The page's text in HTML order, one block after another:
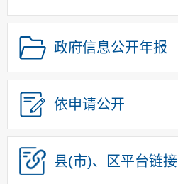
多样性解读
政策图解
财政预决算
政府工作报告
政府集中采购
政府信息公开目录
规划信息
政府信息公开年报
依申请公开
县(市)、区平台链接